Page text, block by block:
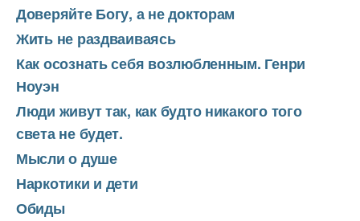
Доверяйте Богу, а не докторам
Жить не раздваиваясь
Как осознать себя возлюбленным. Генри
Ноуэн
Люди живут так, как будто никакого того
света не будет.
Мысли о душе
Наркотики и дети
Обиды